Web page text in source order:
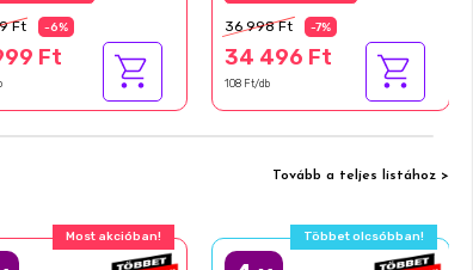
Ft -6%
Ft
36 998 Ft -7%
34 496 Ft
108 Ft/db
Tovább a teljes listához >
Most akcióban! Többet olcsóbban!